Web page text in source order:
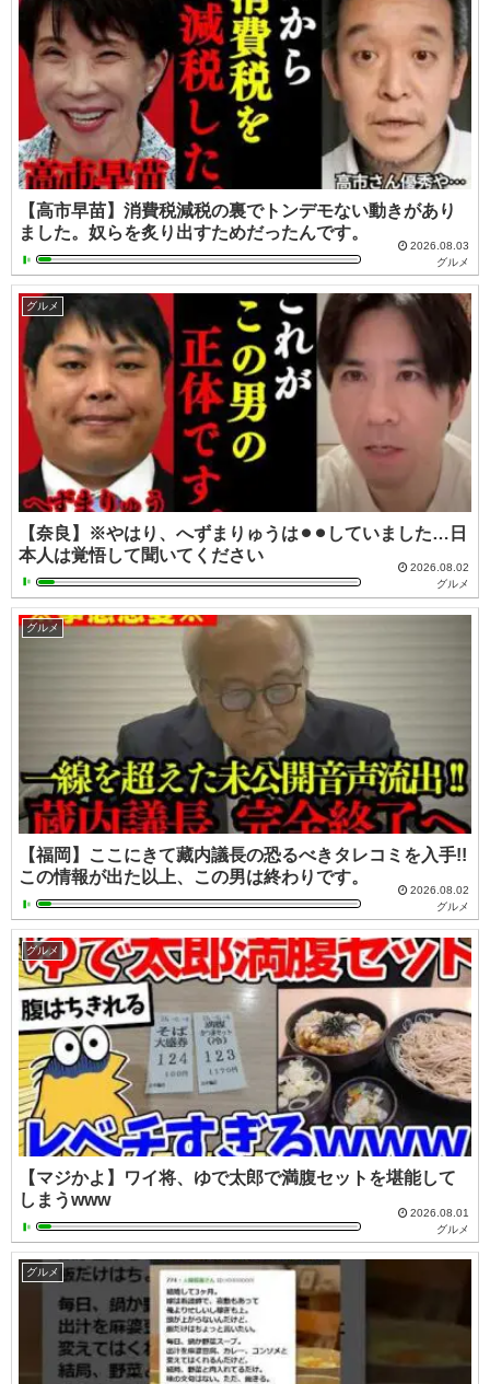
【高市早苗】消費税減税の裏でトンデモない動きがあり
ました。奴らを炙り出すためだったんです。
2026.08.03
グルメ
グルメ
【奈良】※やはり、へずまりゅうは⚫︎⚫︎していました…日
本人は覚悟して聞いてください
2026.08.02
グルメ
グルメ
【福岡】ここにきて藏内議長の恐るべきタレコミを入手!!
この情報が出た以上、この男は終わりです。
2026.08.02
グルメ
グルメ
【マジかよ】ワイ将、ゆで太郎で満腹セットを堪能して
しまうwww
2026.08.01
グルメ
グルメ